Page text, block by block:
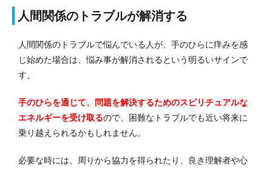
人間関係のトラブルが解消する
人間関係のトラブルで悩んでいる人が、手のひらに痒みを感
じ始めた場合は、悩み事が解消されるという明るいサインで
す。
手のひらを通じて、問題を解決するためのスピリチュアルな
エネルギーを受け取るので、困難なトラブルでも近い将来に
乗り越えられるかもしれません。
必要な時には、周りから協力を得られたり、良き理解者や心